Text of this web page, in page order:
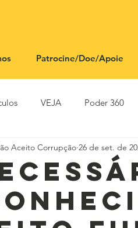
Patrocine/Doe/Apoie
VEJA Poder 360
SBT News Rádio
Aceito Corrupção 26 de set. de